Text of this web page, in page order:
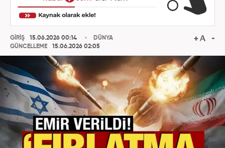
GİRİŞ
15.06.2026 00:14
GÜNCELLEME
15.06.2026 02:05
DÜNYA